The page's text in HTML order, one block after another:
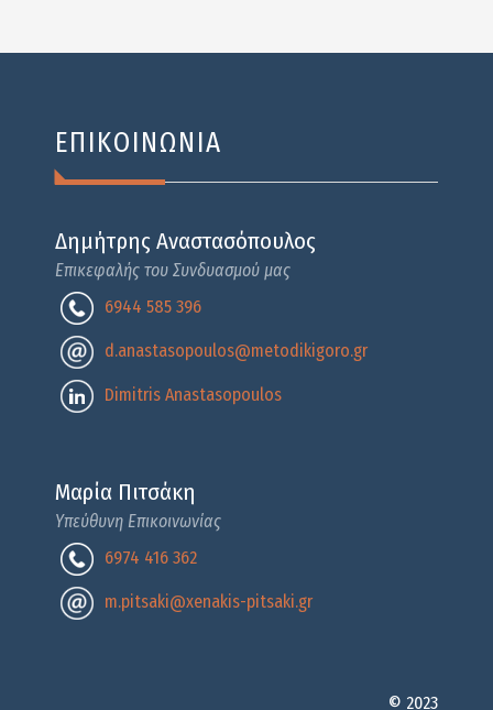
ΕΠΙΚΟΙΝΩΝΙΑ
Δημήτρης Αναστασόπουλος
Επικεφαλής του Συνδυασμού μας
6944 585 396
d.anastasopoulos@metodikigoro.gr
Dimitris Anastasopoulos
Μαρία Πιτσάκη
Υπεύθυνη Επικοινωνίας
6974 416 362
m.pitsaki@xenakis-pitsaki.gr
© 2023